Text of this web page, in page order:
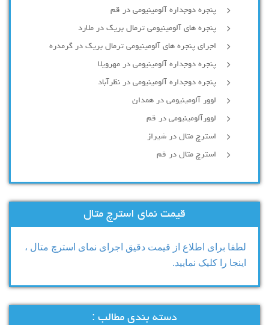
پنجره دوجداره آلومينيومی در قم
پنجره های آلومینیومی ترمال بریک در ملارد
اجرای پنجره های آلومینیومی ترمال بریک در گرمدره
پنجره دوجداره آلومینیومی در مهرویلا
پنجره دوجداره آلومینیومی در نظرآباد
لوور آلومینیومی در همدان
لوورآلومینیومی در قم
استرچ متال در شیراز
استرچ متال در قم
قیمت نمای استرچ متال
لطفا برای اطلاع از قیمت دقیق اجرای نمای استرچ متال ،
اینجا را کلیک نمایید.
دسته بندی مطالب :